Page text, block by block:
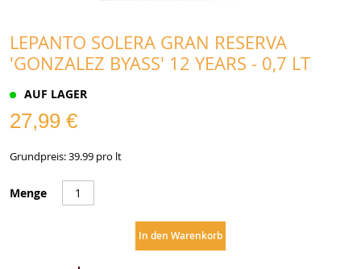
LEPANTO SOLERA GRAN RESERVA
'GONZALEZ BYASS' 12 YEARS - 0,7 LT
AUF LAGER
27,99 €
Grundpreis: 39.99 pro lt
Menge
In den Warenkorb